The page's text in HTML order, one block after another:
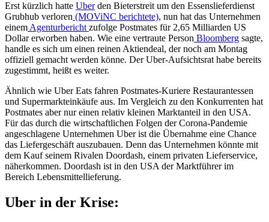
Erst kürzlich hatte Uberden Bieterstreit um den Essenslieferdienst
Grubhub verloren (MOViNC berichtete), nun hat das Unternehmen
einemAgenturbericht zufolge Postmates für 2,65 Milliarden US
Dollar erworben haben. Wie eine vertraute Person Bloomberg sagte,
handle es sich um einen reinen Aktiendeal, der noch am Montag
offiziell gemacht werden könne. Der Uber-Aufsichtsrat habe bereits
zugestimmt, heißt es weiter.
Ähnlich wie Uber Eats fahren Postmates-Kuriere Restaurantessen
und Supermarkteinkäufe aus. Im Vergleich zu den Konkurrenten hat
Postmates aber nur einen relativ kleinen Marktanteil in den USA.
Für das durch die wirtschaftlichen Folgen der Corona-Pandemie
angeschlagene Unternehmen Uber ist die Übernahme eine Chance
das Liefergeschäft auszubauen. Denn das Unternehmen könnte mit
dem Kauf seinem Rivalen Doordash, einem privaten Lieferservice,
näherkommen. Doordash ist in den USA der Marktführer im
Bereich Lebensmittellieferung.
Uber in der Krise: